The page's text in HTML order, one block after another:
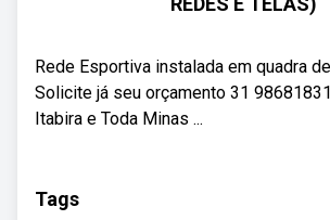
Rede Esportiva instalada em quadra
Solicite já seu orçamento 31
Itabira e Toda Minas ...
Tags